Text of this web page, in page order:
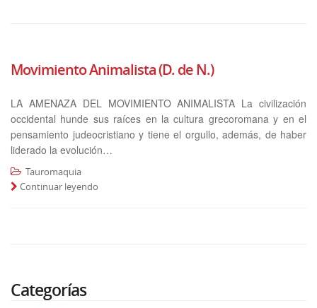
Movimiento Animalista (D. de N.)
LA AMENAZA DEL MOVIMIENTO ANIMALISTA La civilización
occidental hunde sus raíces en la cultura grecoromana y en el
pensamiento judeocristiano y tiene el orgullo, además, de haber
liderado la evolución…
Tauromaquia
Continuar leyendo
Categorías